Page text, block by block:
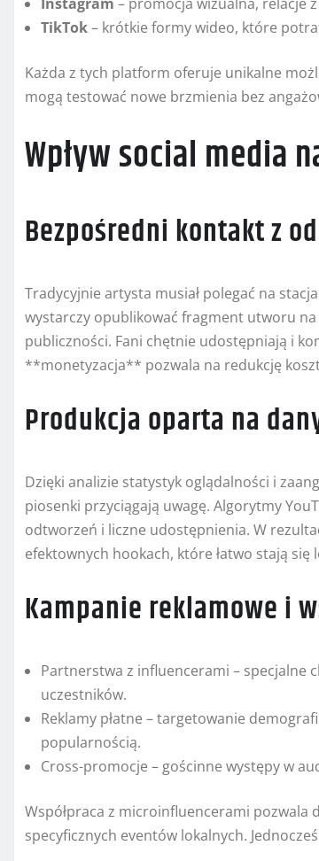
TikTok– krótkie formy wideo, które
Każda z tych platform oferuje unikalne
mogą testować nowe brzmienia bez
Wpływ social media
Bezpośredni kontakt z
Tradycyjnie artysta musiał polegać na
wystarczy opublikować fragment utworu na
publiczności. Fani chętnie udostępniają i
**monetyzacja** pozwala na redukcję
Produkcja oparta na
Dzięki analizie statystyk oglądalności i
piosenki przyciągają uwagę. Algorytmy
odtworzeń i liczne udostępnienia. W
efektownych hookach, które łatwo stają
Kampanie reklamowe i
Partnerstwa z influencerami – specjalne
uczestników.
Reklamy płatne – targetowanie
popularnością.
Cross-promocje – gościnne występy w
Współpraca z microinfluencerami
specyficznych eventów lokalnych.